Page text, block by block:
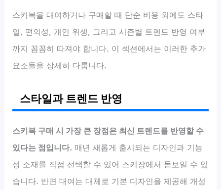
스키복을 대여하거나 구매할 때 단순 비용 외에도 스타
일, 편의성, 개인 위생, 그리고 시즌별 트렌드 반영 여부
까지 꼼꼼히 따져야 합니다. 이 섹션에서는 이러한 추가
요소들을 상세히 다룹니다.
스타일과 트렌드 반영
스키복 구매 시 가장 큰 장점은 최신 트렌드를 반영할 수
있다는 점입니다. 매년 새롭게 출시되는 디자인과 기능
성 소재를 직접 선택할 수 있어 스키장에서 돋보일 수 있
습니다. 반면 대여는 대체로 기본 디자인을 제공해 개성